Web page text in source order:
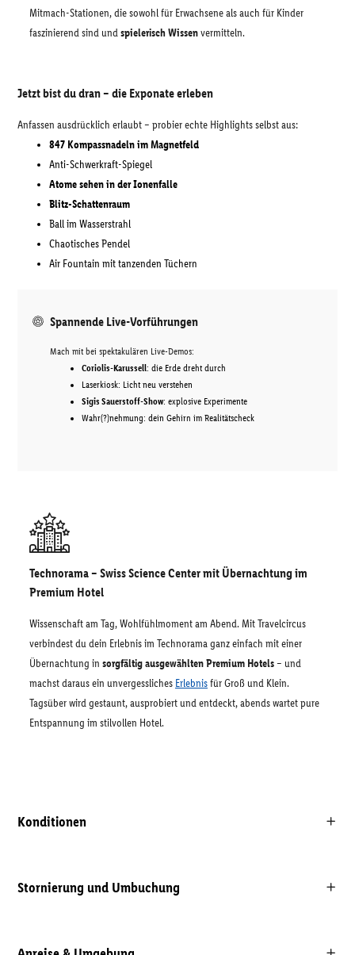
Mitmach-Stationen, die sowohl für Erwachsene als auch für Kinder
faszinierend sind undspielerisch Wissenvermitteln.
Jetzt bist du dran – die Exponate erleben
Anfassen ausdrücklich erlaubt – probier echte Highlights selbst aus:
847 Kompassnadeln im Magnetfeld
Anti-Schwerkraft-Spiegel
Atome sehen in der Ionenfalle
Blitz-Schattenraum
Ball im Wasserstrahl
Chaotisches Pendel
Air Fountain mit tanzenden Tüchern
Spannende Live-Vorführungen
Mach mit bei spektakulären Live-Demos:
Coriolis-Karussell: die Erde dreht durch
Laserkiosk: Licht neu verstehen
Sigis Sauerstoff-Show: explosive Experimente
Wahr(?)nehmung: dein Gehirn im Realitätscheck
Technorama – Swiss Science Center mit Übernachtung im
Premium Hotel
Wissenschaft am Tag, Wohlfühlmoment am Abend. Mit Travelcircus
verbindest du dein Erlebnis im Technorama ganz einfach mit einer
Übernachtung in sorgfältig ausgewählten Premium Hotels– und
machst daraus ein unvergessliches Erlebnisfür Groß und Klein.
Tagsüber wird gestaunt, ausprobiert und entdeckt, abends wartet pure
Entspannung im stilvollen Hotel.
Konditionen
Stornierung und Umbuchung